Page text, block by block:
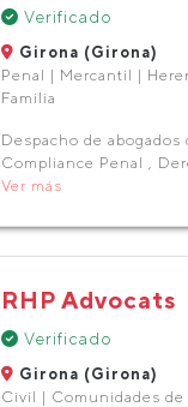
Verificado
Girona (Girona)
Penal | Mercantil |
Familia
Despacho de
Compliance Penal ,
Ver más
RHP Advocats
Verificado
Girona (Girona)
Civil | Comunidades